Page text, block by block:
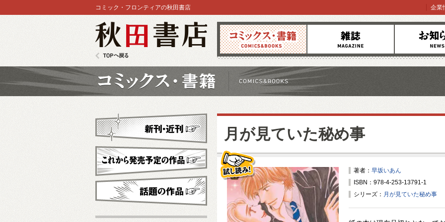
コミックス 雑誌 お知らせ
コミック・フロンティアの秋田書店 企業
月が見ていた秘め事
著者： 早坂いあん
ISBN：978-4-253-13791-1
シリーズ： 月が見ていた秘め事
試し読み！
新刊・近刊
これから発売予定